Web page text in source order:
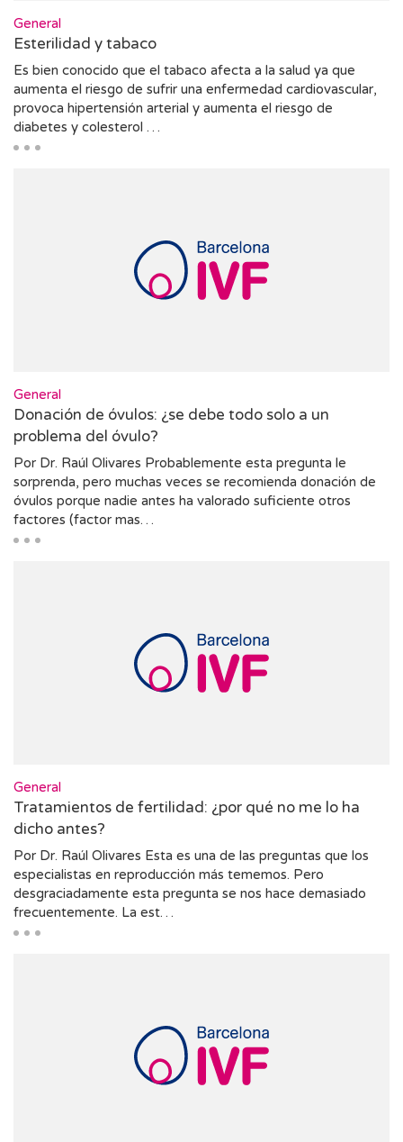
General
Esterilidad y tabaco
Es bien conocido que el tabaco afecta a la salud ya que
aumenta el riesgo de sufrir una enfermedad cardiovascular,
provoca hipertensión arterial y aumenta el riesgo de
diabetes y colesterol …
General
Donación de óvulos: ¿se debe todo solo a un
problema del óvulo?
Por Dr. Raúl Olivares Probablemente esta pregunta le
sorprenda, pero muchas veces se recomienda donación de
óvulos porque nadie antes ha valorado suficiente otros
factores (factor mas…
General
Tratamientos de fertilidad: ¿por qué no me lo ha
dicho antes?
Por Dr. Raúl Olivares Esta es una de las preguntas que los
especialistas en reproducción más tememos. Pero
desgraciadamente esta pregunta se nos hace demasiado
frecuentemente. La est…